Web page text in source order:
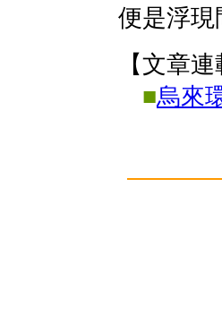
便是浮現
【文章連
■烏來